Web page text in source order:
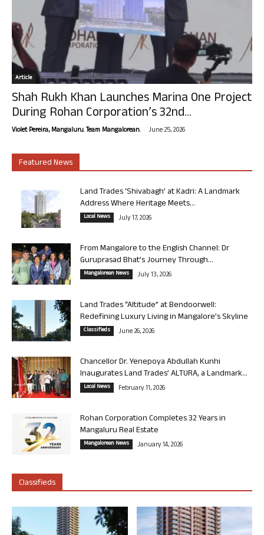
Article
Shah Rukh Khan Launches Marina One Project
During Rohan Corporation’s 32nd...
Violet Pereira, Mangaluru. Team Mangalorean. - June 25, 2026
Featured News
Land Trades ‘Shivabagh’ at Kadri: A Landmark
Address Where Heritage Meets...
Local News July 17, 2026
From Mangalore to the English Channel: Dr
Guruprasad Bhat’s Journey Through...
Mangalorean News July 13, 2026
Land Trades “Altitude” at Bendoorwell:
Redefining Luxury Living in Mangalore’s Skyline
Classifieds June 26, 2026
Chancellor Dr. Yenepoya Abdullah Kunhi
Inaugurates Land Trades’ ALTURA, a Landmark...
Local News February 11, 2026
Rohan Corporation Completes 32 Years in
Mangaluru Real Estate
Mangalorean News January 14, 2026
Classifieds